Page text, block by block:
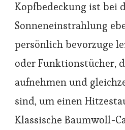
Kopfbedeckung ist bei
Sonneneinstrahlung
persönlich bevorzuge
oder Funktionstücher,
aufnehmen und
sind, um einen
Klassische Baumwoll-